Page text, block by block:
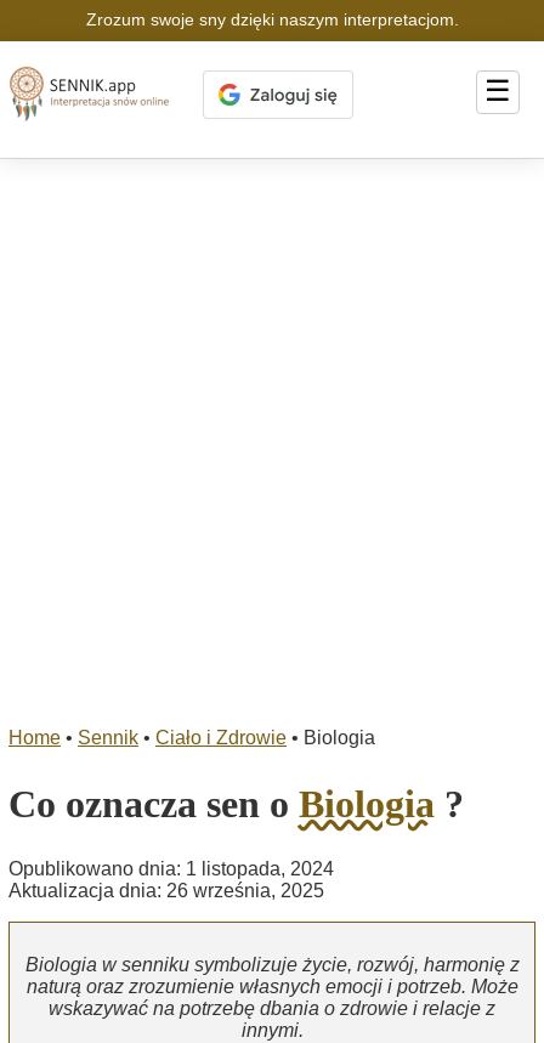
Zrozum swoje sny dzięki naszym interpretacjom.
☰
Home • Sennik • Ciało i Zdrowie • Biologia
Co oznacza sen o Biologia ?
Opublikowano dnia: 1 listopada, 2024
Aktualizacja dnia: 26 września, 2025
Biologia w senniku symbolizuje życie, rozwój, harmonię z
naturą oraz zrozumienie własnych emocji i potrzeb. Może
wskazywać na potrzebę dbania o zdrowie i relacje z
innymi.